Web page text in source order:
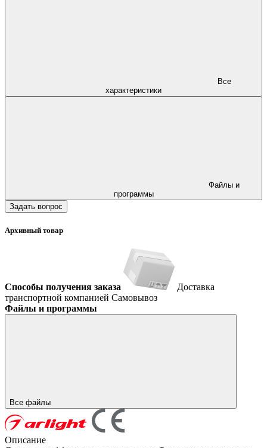
характеристики
программы
Задать вопрос
Архивный товар
Способы получения заказа
Доставка
транспортной компанией Самовывоз
Файлы и программы
Все файлы
Описание